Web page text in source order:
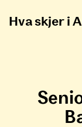
Hva skjer i